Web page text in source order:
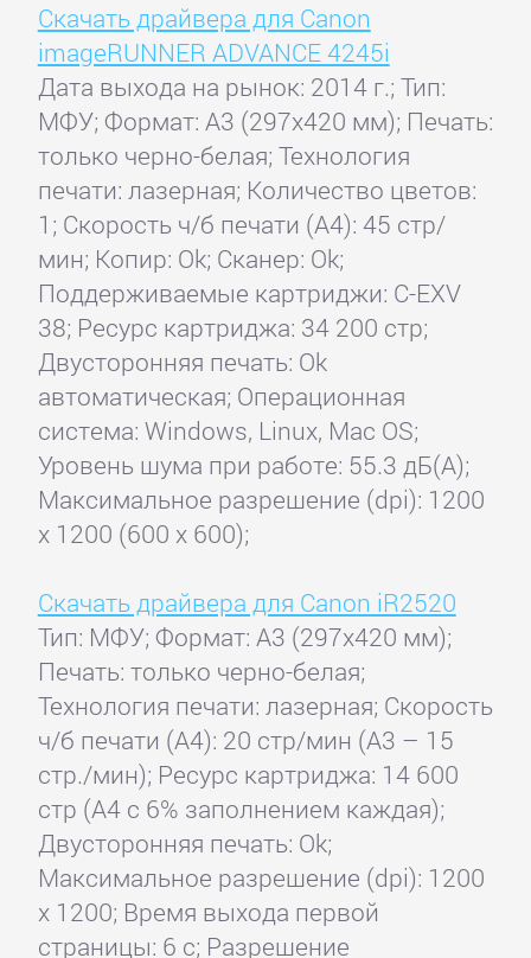
Скачать драйвера для Canon
imageRUNNER ADVANCE 4245i
Дата выхода на рынок: 2014 г.; Тип:
МФУ; Формат: A3 (297x420 мм); Печать:
только черно-белая; Технология
печати: лазерная; Количество цветов:
1; Скорость ч/б печати (А4): 45 стр/
мин; Копир: Ok; Сканер: Ok;
Поддерживаемые картриджи: C-EXV
38; Ресурс картриджа: 34 200 стр;
Двусторонняя печать: Ok
автоматическая; Операционная
система: Windows, Linux, Mac OS;
Уровень шума при работе: 55.3 дБ(А);
Максимальное разрешение (dpi): 1200
x 1200 (600 x 600);
Скачать драйвера для Canon iR2520
Тип: МФУ; Формат: A3 (297x420 мм);
Печать: только черно-белая;
Технология печати: лазерная; Скорость
ч/б печати (А4): 20 стр/мин (A3 – 15
стр./мин); Ресурс картриджа: 14 600
стр (А4 с 6% заполнением каждая);
Двусторонняя печать: Ok;
Максимальное разрешение (dpi): 1200
x 1200; Время выхода первой
страницы: 6 с; Разрешение